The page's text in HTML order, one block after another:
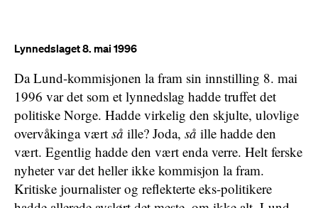
Lynnedslaget 8. mai 1996
Da Lund-kommisjonen la fram sin innstilling 8. mai
1996 var det som et lynnedslag hadde truffet det
politiske Norge. Hadde virkelig den skjulte, ulovlige
overvåkinga vært så ille? Joda, så ille hadde den
vært. Egentlig hadde den vært enda verre. Helt ferske
nyheter var det heller ikke kommisjon la fram.
Kritiske journalister og reflekterte eks-politikere